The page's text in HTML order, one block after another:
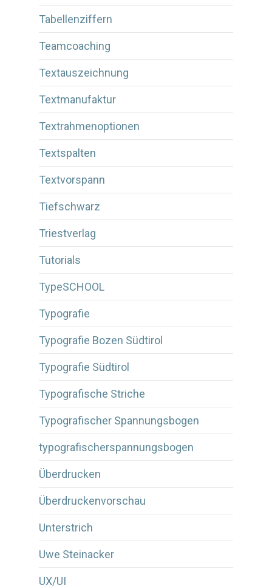
Tabellenziffern
Teamcoaching
Textauszeichnung
Textmanufaktur
Textrahmenoptionen
Textspalten
Textvorspann
Tiefschwarz
Triestverlag
Tutorials
TypeSCHOOL
Typografie
Typografie Bozen Südtirol
Typografie Südtirol
Typografische Striche
Typografischer Spannungsbogen
typografischerspannungsbogen
Überdrucken
Überdruckenvorschau
Unterstrich
Uwe Steinacker
UX/UI